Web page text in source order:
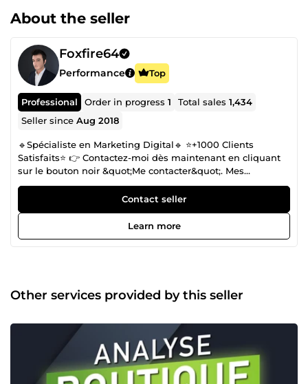
About the seller
Foxfire64
Performance Top
Professional Order in progress1 Total sales1,434
Seller sinceAug 2018
🔹Spécialiste en Marketing Digital🔹 ⭐+1000 Clients
Satisfaits⭐ 👉 Contactez-moi dès maintenant en cliquant
sur le bouton noir &quot;Me contacter&quot;. Mes
spécialités : ✅ Media buying (Facebook ads et Google ads)
✅ E-commerce ✅ Copywriting ✅ Emailing ✅ Funnel
building Je me mets continuellement à jour sur les
nouvelles techniques et stratégies marketing, ce qui me
permet d'avoir une analyse concrète et efficace. MES 5
projet !
Contact seller
Learn more
Other services provided by this seller